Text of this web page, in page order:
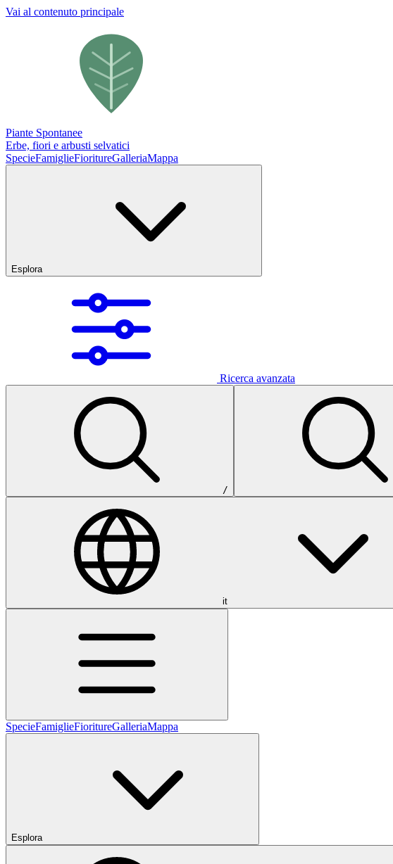
Vai al contenuto principale
Piante Spontanee
Erbe, fiori e arbusti selvatici
SpecieFamiglieFioritureGalleriaMappa
Esplora
Ricerca avanzata
/
it
SpecieFamiglieFioritureGalleriaMappa
Esplora